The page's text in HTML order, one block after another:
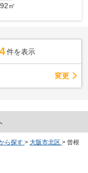
㎡
件を表示
変更
ら探す > 大阪市北区 > 曾根